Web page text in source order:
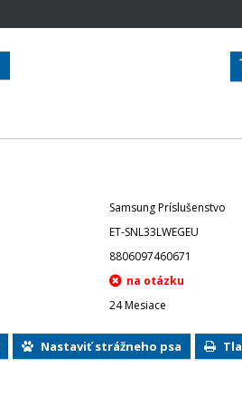
Samsung Príslušenstvo
ET-SNL33LWEGEU
8806097460671
24 Mesiace
Nastaviť strážneho psa